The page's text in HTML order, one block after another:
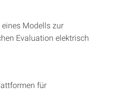
Modells zur
Evaluation elektrisch
für